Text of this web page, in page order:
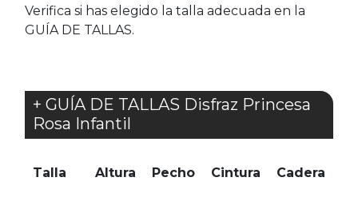
Verifica si has elegido la talla adecuada en la
GUÍA DE TALLAS.
+ GUÍA DE TALLAS Disfraz Princesa
Rosa Infantil
Talla Altura Pecho Cintura Cadera